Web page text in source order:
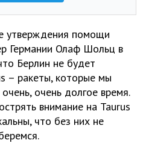
утверждения помощи
Германии Олаф Шольц в
Берлин не будет
– ракеты, которые мы
очень долгое время.
внимание на Taurus
что без них не